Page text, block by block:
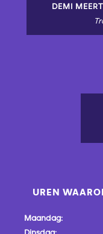
DEMI
UREN
Maandag: